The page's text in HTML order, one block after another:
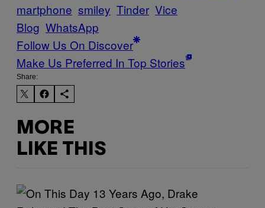
martphone smiley Tinder Vice
Blog WhatsApp
Follow Us On Discover
Make Us Preferred In Top Stories
Share:
MORE
LIKE THIS